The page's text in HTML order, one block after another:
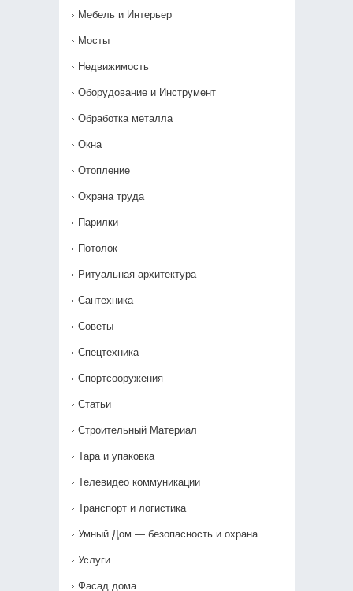
Мебель и Интерьер
Мосты
Недвижимость
Оборудование и Инструмент
Обработка металла
Окна
Отопление
Охрана труда
Парилки
Потолок
Ритуальная архитектура
Сантехника
Советы
Спецтехника
Спортсооружения
Статьи
Строительный Материал
Тара и упаковка
Телевидео коммуникации
Транспорт и логистика
Умный Дом — безопасность и охрана
Услуги
Фасад дома